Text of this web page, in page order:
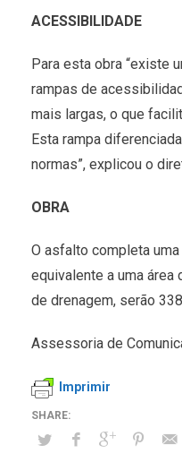
ACESSIBILIDADE
Para esta obra “existe
rampas de
mais largas, o que
Esta rampa
normas”, explicou o
OBRA
O asfalto completa
equivalente a uma área
de drenagem, serão
Assessoria de
Imprimir